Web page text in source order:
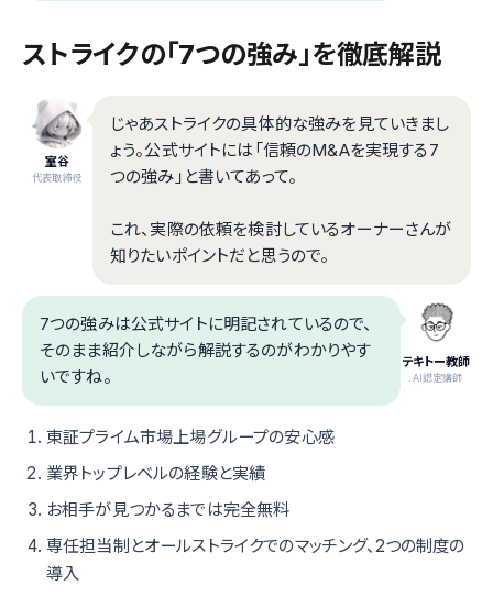
ストライクの「7つの強み」を徹底解説
室谷
代表取締役
じゃあストライクの具体的な強みを見ていきまし
ょう。公式サイトには「信頼のM&Aを実現する7
つの強み」と書いてあって。
これ、実際の依頼を検討しているオーナーさんが
知りたいポイントだと思うので。
テキトー教師
.AI認定講師
7つの強みは公式サイトに明記されているので、
そのまま紹介しながら解説するのがわかりやす
いですね。
東証プライム市場上場グループの安心感
業界トップレベルの経験と実績
お相手が見つかるまでは完全無料
専任担当制とオールストライクでのマッチング、2つの制度の
導入